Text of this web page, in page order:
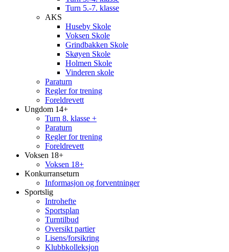
Turn 5.-7. klasse
AKS
Huseby Skole
Voksen Skole
Grindbakken Skole
Skøyen Skole
Holmen Skole
Vinderen skole
Paraturn
Regler for trening
Foreldrevett
Ungdom 14+
Turn 8. klasse +
Paraturn
Regler for trening
Foreldrevett
Voksen 18+
Voksen 18+
Konkurranseturn
Informasjon og forventninger
Sportslig
Introhefte
Sportsplan
Turntilbud
Oversikt partier
Lisens/forsikring
Klubbkolleksjon